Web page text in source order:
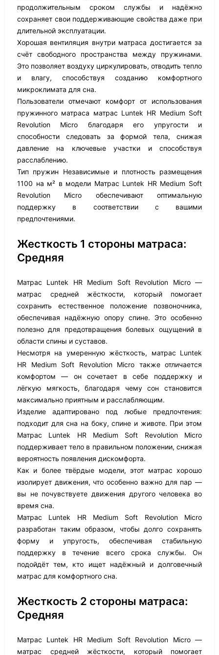
продолжительным сроком службы и надёжно
сохраняет свои поддерживающие свойства даже при
длительной эксплуатации.
Хорошая вентиляция внутри матраса достигается за
счёт свободного пространства между пружинами.
Это позволяет воздуху циркулировать, отводить тепло
и влагу, способствуя созданию комфортного
микроклимата для сна.
Пользователи отмечают комфорт от использования
пружинного матраса матрас Luntek HR Medium Soft
Revolution Micro благодаря его упругости и
способности следовать за формой тела, снижая
давление на ключевые участки и способствуя
расслаблению.
Тип пружин Независимые и плотность размещения
1100 на м² в модели Матрас Luntek HR Medium Soft
Revolution Micro обеспечивают оптимальную
поддержку в соответствии с вашими
предпочтениями.
Жесткость 1 стороны матраса:
Средняя
Матрас Luntek HR Medium Soft Revolution Micro —
матрас средней жёсткости, который помогает
сохранить естественное положение позвоночника,
обеспечивая надёжную опору спине. Это особенно
полезно для предотвращения болевых ощущений в
области спины и суставов.
Несмотря на умеренную жёсткость, матрас Luntek
HR Medium Soft Revolution Micro также отличается
комфортом — он сочетает в себе поддержку и
лёгкую мягкость, благодаря чему сон становится
максимально приятным и расслабляющим.
Изделие адаптировано под любые предпочтения:
подходит для сна на боку, спине и животе. При этом
Матрас Luntek HR Medium Soft Revolution Micro
поддерживает тело в правильном положении, снижая
вероятность появления дискомфорта.
Как и более твёрдые модели, этот матрас хорошо
изолирует движения, что особенно важно для пар —
вы не почувствуете движения другого человека во
время сна.
Матрас Luntek HR Medium Soft Revolution Micro
разработан таким образом, чтобы долго сохранять
форму и упругость, обеспечивая стабильную
поддержку в течение всего срока службы. Он
подойдёт тем, кто ищет надёжный и долговечный
матрас для комфортного сна.
Жесткость 2 стороны матраса:
Средняя
Матрас Luntek HR Medium Soft Revolution Micro —
матрас средней жёсткости, который помогает